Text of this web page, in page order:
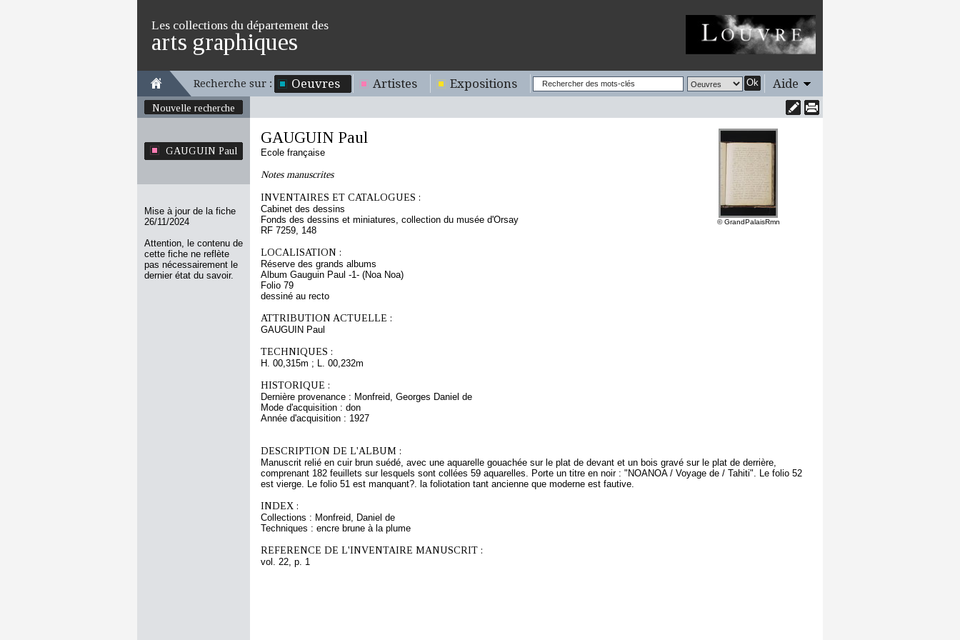
Les collections du département des
arts graphiques
Recherche sur : Oeuvres Artistes Expositions Ok Aide
Nouvelle recherche
GAUGUIN Paul
Mise à jour de la fiche
26/11/2024
Attention, le contenu de
cette fiche ne reflète
pas nécessairement le
dernier état du savoir.
© GrandPalaisRmn
GAUGUIN Paul
Ecole française
Notes manuscrites
INVENTAIRES ET CATALOGUES :
Cabinet des dessins
Fonds des dessins et miniatures, collection du musée d'Orsay
RF 7259, 148
LOCALISATION :
Réserve des grands albums
Album Gauguin Paul -1- (Noa Noa)
Folio 79
dessiné au recto
ATTRIBUTION ACTUELLE :
GAUGUIN Paul
TECHNIQUES :
H. 00,315m ; L. 00,232m
HISTORIQUE :
Dernière provenance : Monfreid, Georges Daniel de
Mode d'acquisition : don
Année d'acquisition : 1927
DESCRIPTION DE L'ALBUM :
Manuscrit relié en cuir brun suédé, avec une aquarelle gouachée sur le plat de devant et un bois gravé sur le plat de derrière,
comprenant 182 feuillets sur lesquels sont collées 59 aquarelles. Porte un titre en noir : "NOANOA / Voyage de / Tahiti". Le folio 52
est vierge. Le folio 51 est manquant?. la foliotation tant ancienne que moderne est fautive.
INDEX :
Collections : Monfreid, Daniel de
Techniques : encre brune à la plume
REFERENCE DE L'INVENTAIRE MANUSCRIT :
vol. 22, p. 1